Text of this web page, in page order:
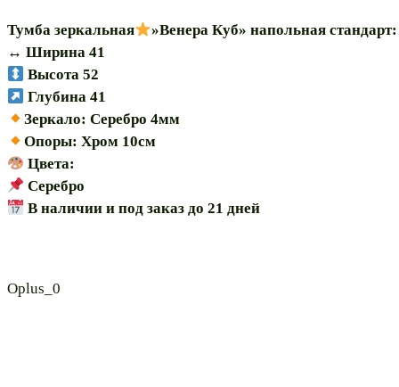
Тумба зеркальная
»Венера Куб» напольная стандарт:
↔️ Ширина 41
Высота 52
Глубина 41
Зеркало: Серебро 4мм
Опоры: Хром 10см
Цвета:
Серебро
В наличии и под заказ до 21 дней
Oplus_0